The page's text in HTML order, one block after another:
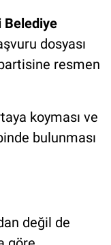
Belediye
dosyası
resmen
koyması ve
bulunması
değil de